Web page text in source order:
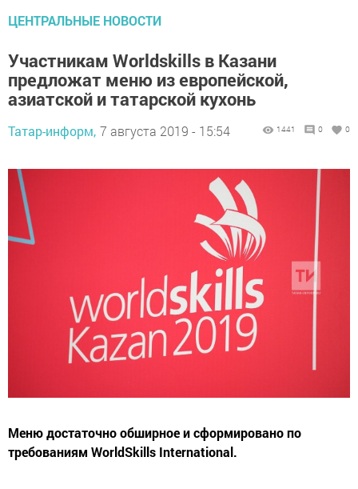
ЦЕНТРАЛЬНЫЕ НОВОСТИ
Участникам Worldskills в Казани
предложат меню из европейской,
азиатской и татарской кухонь
Татар-информ, 7 августа 2019 - 15:54 1441 0 0
Меню достаточно обширное и сформировано по
требованиям WorldSkills International.